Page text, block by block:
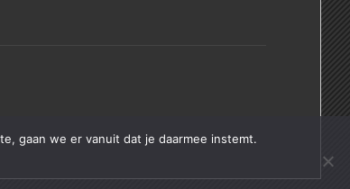
gaan we er vanuit dat je daarmee instemt.